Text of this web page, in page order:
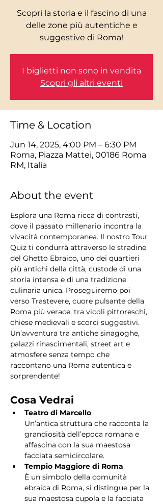
Scopri la storia e il fascino di una
delle zone più autentiche e
I biglietti non sono in vendita
Scopri gli altri eventi
Time & Location
Jun 14, 2025, 4:00 PM – 6:30 PM
Roma, Piazza Mattei, 00186 Roma
RM, Italia
About the event
Esplora una Roma ricca di contrasti,
dove il passato millenario incontra la
vivacità contemporanea. Il nostro Tour
Quiz ti condurrà attraverso le stradine
del Ghetto Ebraico, uno dei quartieri
più antichi della città, custode di una
storia intensa e di una tradizione
culinaria unica. Proseguiremo poi
verso Trastevere, cuore pulsante della
Roma più verace, tra vicoli pittoreschi,
chiese medievali e scorci suggestivi.
Un’avventura tra antiche sinagoghe,
palazzi rinascimentali, street art e
atmosfere senza tempo che
raccontano una Roma autentica e
sorprendente!
Cosa Vedrai
Teatro di Marcello
Un’antica struttura che racconta la
grandiosità dell’epoca romana e
affascina con la sua maestosa
facciata semicircolare.
Tempio Maggiore di Roma
È un simbolo della comunità
ebraica di Roma, si distingue per la
sua maestosa cupola e la facciata